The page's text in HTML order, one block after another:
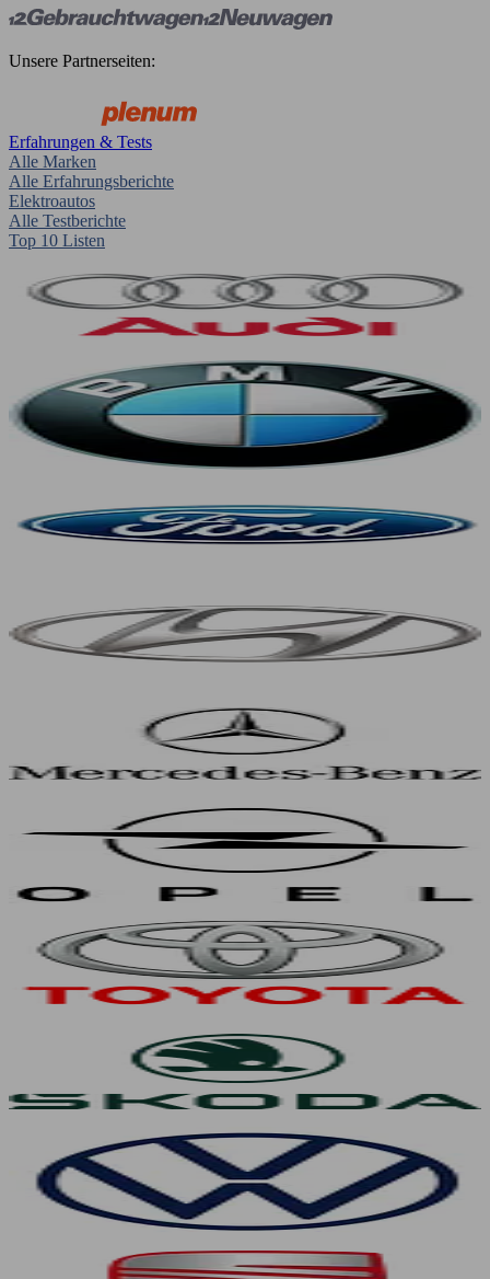
Unsere Partnerseiten:
Erfahrungen & Tests
Alle Marken
Alle Erfahrungsberichte
Elektroautos
Alle Testberichte
Top 10 Listen